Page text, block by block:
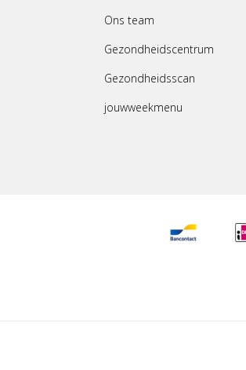
Ons team
Gezondheidscentrum
Gezondheidsscan
jouwweekmenu